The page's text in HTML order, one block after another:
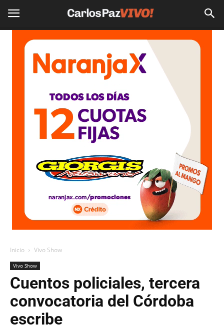
Inicio Vivo Show
Vivo Show
Cuentos policiales, tercera
convocatoria del Córdoba
escribe